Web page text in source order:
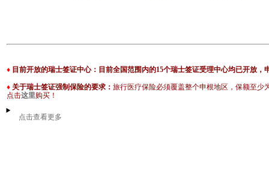
♦ 目前开放的瑞士签证中心： 目前全国范围内的15个瑞士签证受理中心均已开放
♦ 关于瑞士签证强制保险的要求： 旅行医疗保险必须覆盖整个申根地区，保额至少
点击这里购买！
点击查看更多